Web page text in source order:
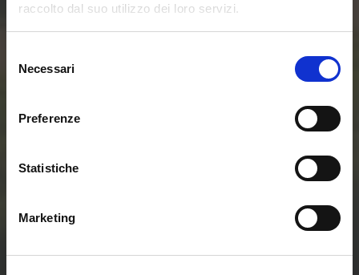
raccolto dal suo utilizzo dei loro servizi.
delNecessari
Preferenze
Statistiche
Marketing
delle Comunità
Energetiche
Rinnovabili
Contattaci